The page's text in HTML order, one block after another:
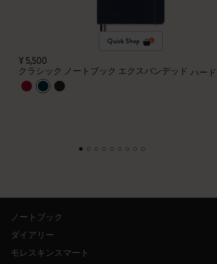
Quick Shop
¥ 5,500
クラシック ノートブック エクスパンデッド ハー
ノートブック
ダイアリー
モレスキンスマート